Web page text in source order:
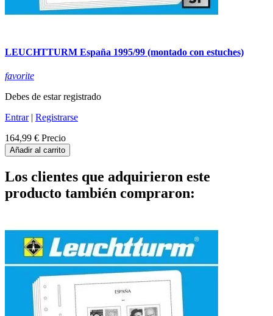
LEUCHTTURM España 1995/99 (montado con estuches)
favorite
Debes de estar registrado
Entrar| Registrarse
164,99 € Precio
Añadir al carrito
Los clientes que adquirieron este
producto también compraron: